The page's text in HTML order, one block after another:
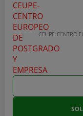
CEUPE-CENTRO